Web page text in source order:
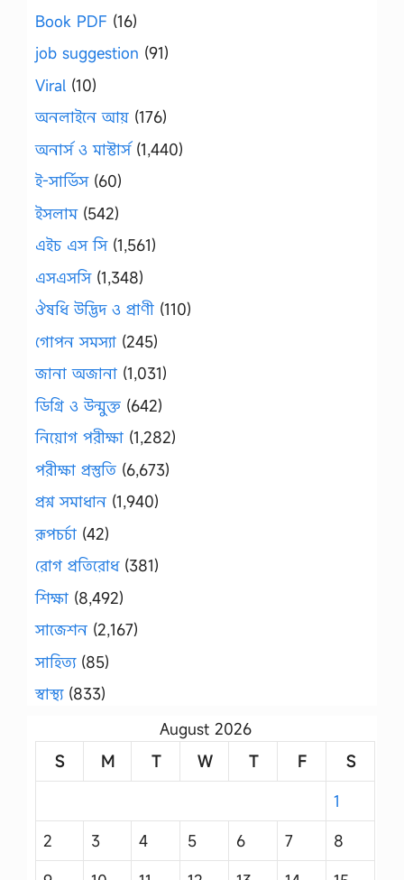
Book PDF (16)
job suggestion (91)
Viral (10)
অনলাইনে আয় (176)
অনার্স ও মাস্টার্স(1,440)
ই-সার্ভিস(60)
ইসলাম(542)
এইচ এস সি(1,561)
এসএসসি(1,348)
ঔষধি উদ্ভিদ ও প্রাণী (110)
গোপন সমস্যা (245)
জানা অজানা (1,031)
ডিগ্রি ও উন্মুক্ত (642)
নিয়োগ পরীক্ষা (1,282)
পরীক্ষা প্রস্তুতি (6,673)
প্রশ্ন সমাধান (1,940)
রূপচর্চা (42)
রোগ প্রতিরোধ(381)
শিক্ষা (8,492)
সাজেশন (2,167)
সাহিত্য(85)
স্বাস্থ্য(833)
August 2026
S
M T W T F
S
1
2
3 4 5 6 7
8